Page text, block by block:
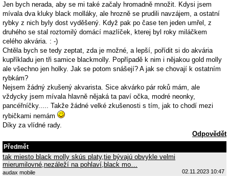
Jen bych nerada, aby se mi také začaly hromadně množit. Kdysi jsem
mívala dva kluky black molláky, ale hrozně se prudili navzájem, a ostatní
rybky z nich byly dost vyděšený. Když pak po čase ten jeden umřel, z
druhého se stal roztomilý domácí mazlíček, kterej byl roky miláčkem
celého akvária. : -)
Chtěla bych se tedy zeptat, zda je možné, a lepší, pořídit si do akvária
kupříkladu jen tři samice blackmolly. Popřípadě k nim i nějakou gold molly
ale všechno jen holky. Jak se potom snášejí? A jak se chovají k ostatním
rybkám?
Nejsem žádný zkušený akvarista. Sice akvárko pár roků mám, ale
vždycky jsem mívala hlavně nějaká ta paví očka, modré neonky,
pancéřníčky..... Takže žádné velké zkušenosti s tím, jak to chodí mezi
rybičkami nemám
Díky za vlídné rady.
Odpovědět
Předmět
tak miesto black molly skús platy,tie bývajú obvykle velmi
mierumilovné,nezáleží na pohlaví,black mo…
audax mobile 02.11.2023 10:47